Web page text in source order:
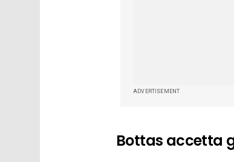
ADVERTISEMENT
Bottas accetta